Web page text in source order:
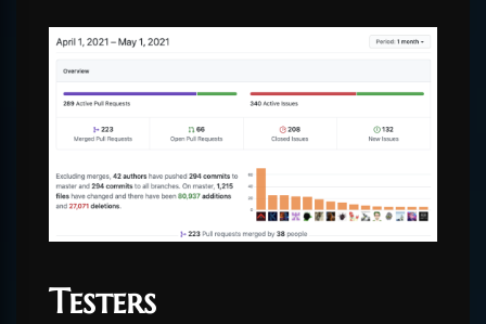
Testers